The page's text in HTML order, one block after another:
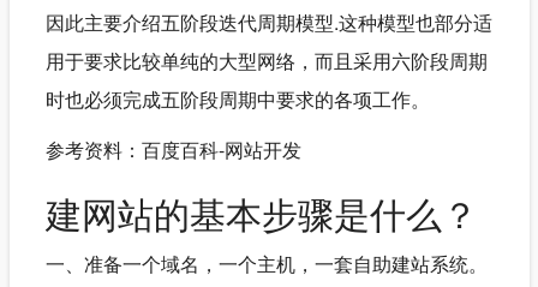
因此主要介绍五阶段迭代周期模型.这种模型也部分适
用于要求比较单纯的大型网络，而且采用六阶段周期
时也必须完成五阶段周期中要求的各项工作。
参考资料：百度百科-网站开发
建网站的基本步骤是什么？
一、准备一个域名，一个主机，一套自助建站系统。